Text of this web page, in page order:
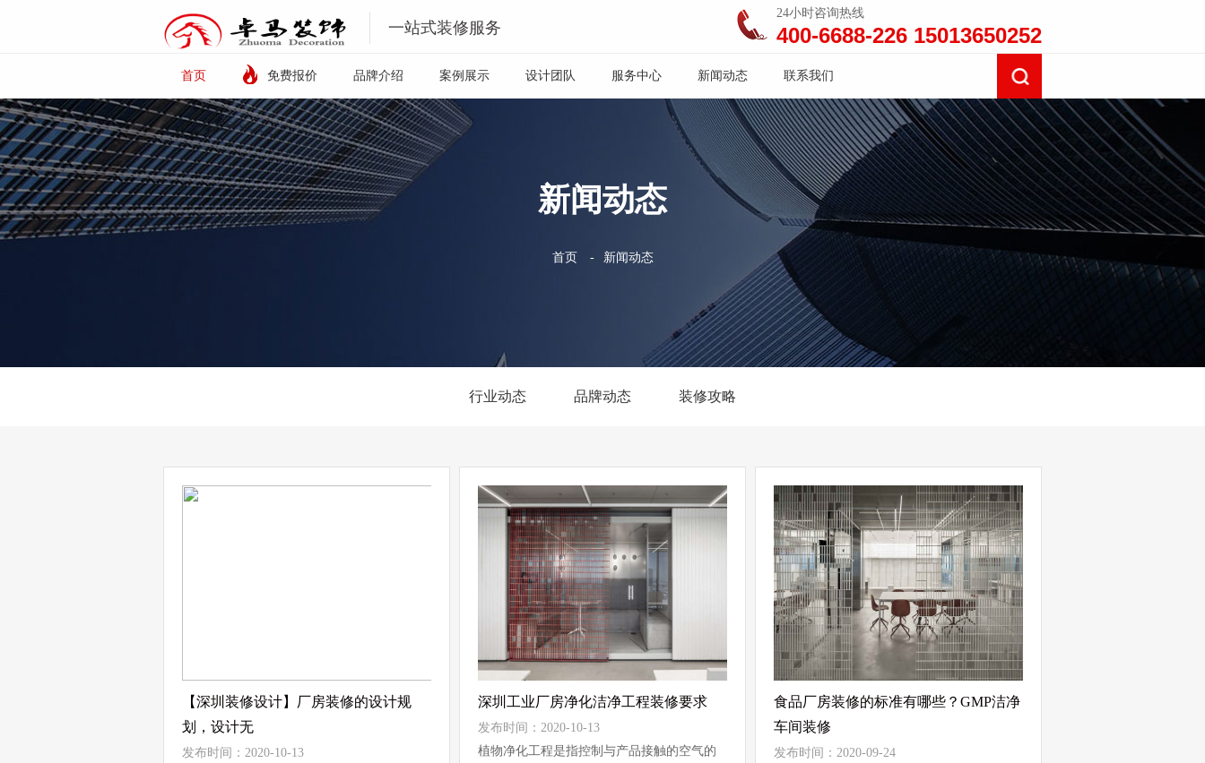
一站式装修服务
24小时咨询热线
400-6688-226 15013650252
首页 免费报价 品牌介绍 案例展示 设计团队 服务中心 新闻动态 联系我们
新闻动态
首页 - 新闻动态
行业动态 品牌动态 装修攻略
【深圳装修设计】厂房装修的设计规
划，设计无
发布时间：2020-10-13
深圳工业厂房净化洁净工程装修要求
发布时间：2020-10-13
植物净化工程是指控制与产品接触的空气的
食品厂房装修的标准有哪些？GMP洁净
车间装修
发布时间：2020-09-24